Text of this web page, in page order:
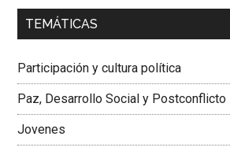
00:00
Dra. Carolina Corcho Mejía,
Colombiana
TEMÁTICAS
Participación y cultura política
Paz, Desarrollo Social y Postconflicto
Jovenes